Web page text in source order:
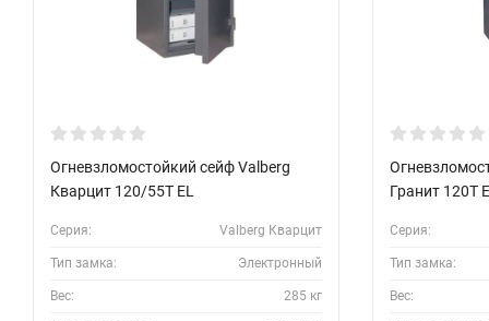
Огневзломостойкий сейф Valberg
Кварцит 120/55T EL
Серия: Valberg Кварцит
Тип замка: Электронный
Вес: 285 кг
Гранит 120T
Серия:
Тип замка:
Вес: